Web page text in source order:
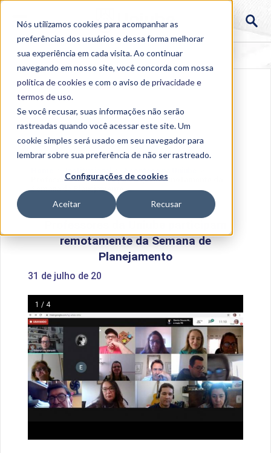
Nós utilizamos cookies para acompanhar as
preferências dos usuários e dessa forma melhorar
sua experiência em cada visita. Ao continuar
navegando em nosso site, você concorda com nossa
política de cookies e com o aviso deprivacidade e
termos de uso.
Se você recusar, suas informações não serão
rastreadas quando você acessar este site. Um
cookie simples será usado em seu navegador para
lembrar sobre sua preferência de não ser rastreado.
Configurações de cookies
Aceitar Recusar
Professores da Uniube participam remotamente da
Semana de Planejamento
remotamente da Semana de
Planejamento
31 de julho de 20
1 / 4